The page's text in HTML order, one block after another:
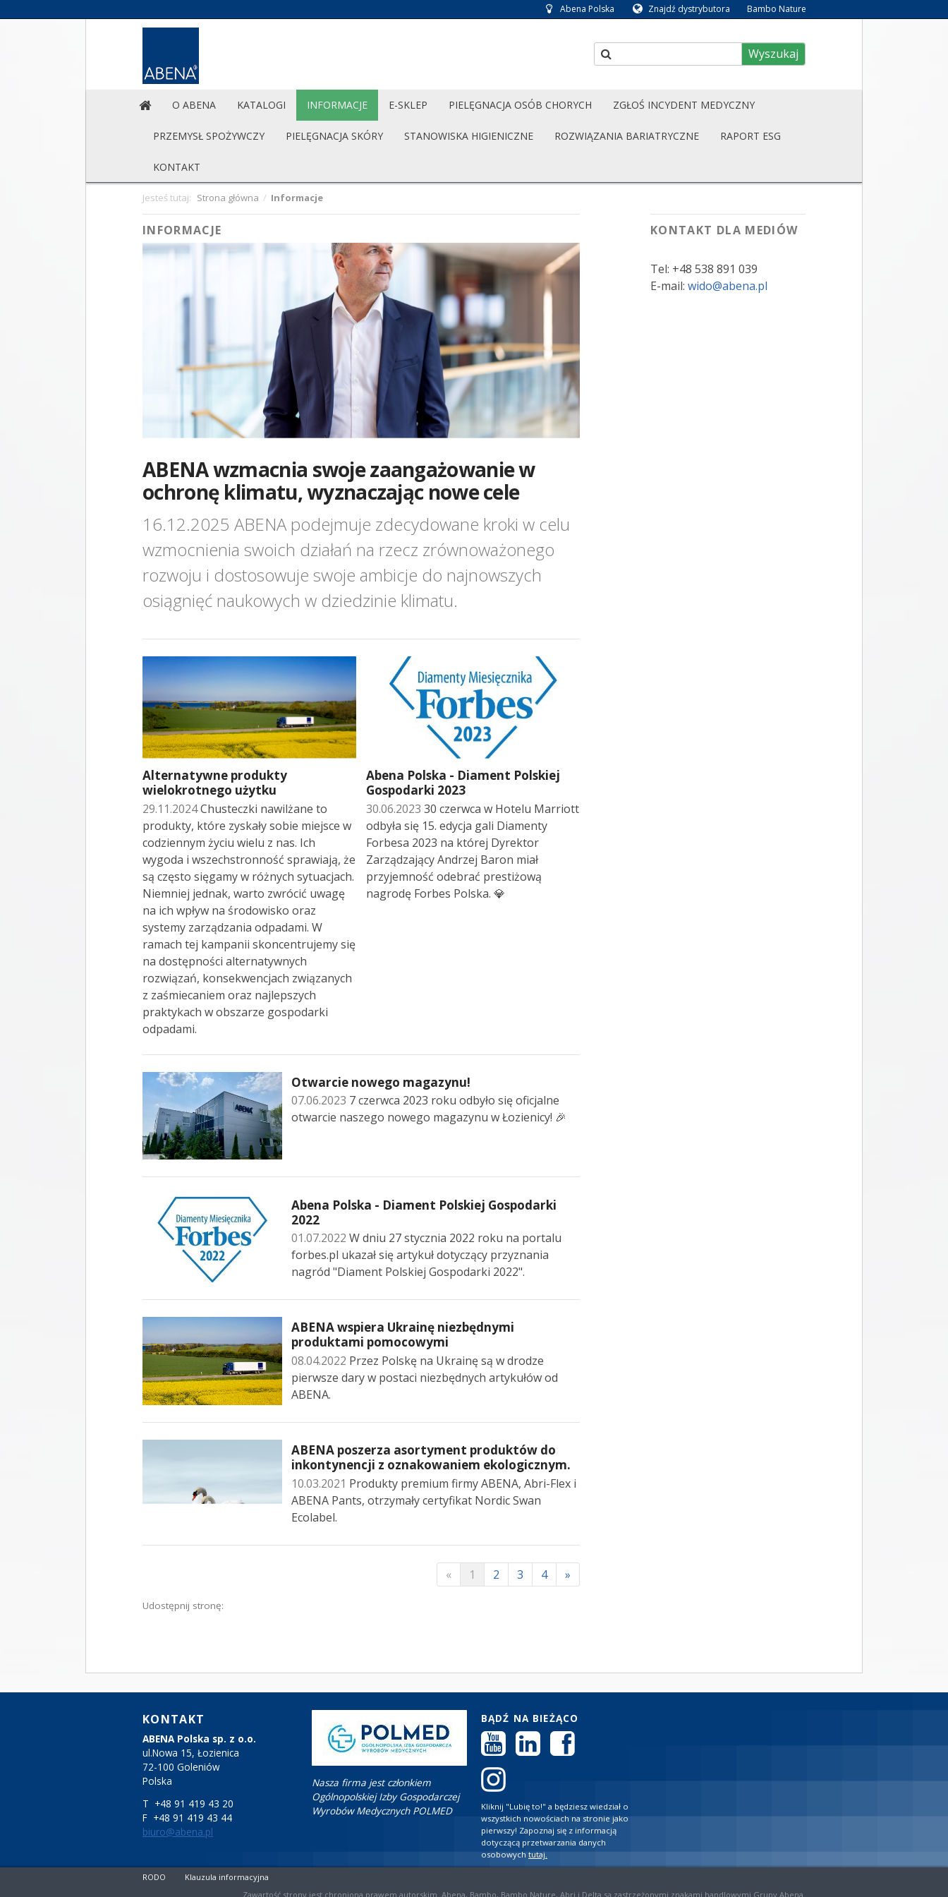
Abena Polska Znajdź dystrybutora Bambo Nature
Wyszukaj
O ABENA KATALOGI INFORMACJE E-SKLEP PIELĘGNACJA OSÓB CHORYCH ZGŁOŚ INCYDENT MEDYCZNY
PRZEMYSŁ SPOŻYWCZY PIELĘGNACJA SKÓRY STANOWISKA HIGIENICZNE ROZWIĄZANIA BARIATRYCZNE RAPORT ESG
KONTAKT
Jesteś tutaj: Strona główna / Informacje
INFORMACJE
ABENA wzmacnia swoje zaangażowanie w
ochronę klimatu, wyznaczając nowe cele
16.12.2025 ABENA podejmuje zdecydowane kroki w celu
wzmocnienia swoich działań na rzecz zrównoważonego
rozwoju i dostosowuje swoje ambicje do najnowszych
osiągnięć naukowych w dziedzinie klimatu.
Alternatywne produkty
wielokrotnego użytku
29.11.2024Chusteczki nawilżane to
produkty, które zyskały sobie miejsce w
codziennym życiu wielu z nas. Ich
wygoda i wszechstronność sprawiają, że
są często sięgamy w różnych sytuacjach.
Niemniej jednak, warto zwrócić uwagę
na ich wpływ na środowisko oraz
systemy zarządzania odpadami. W
ramach tej kampanii skoncentrujemy się
na dostępności alternatywnych
rozwiązań, konsekwencjach związanych
z zaśmiecaniem oraz najlepszych
praktykach w obszarze gospodarki
odpadami.
Abena Polska - Diament Polskiej
Gospodarki 2023
30.06.2023 30 czerwca w Hotelu Marriott
odbyła się 15. edycja gali Diamenty
Forbesa 2023 na której Dyrektor
Zarządzający Andrzej Baron miał
przyjemność odebrać prestiżową
nagrodę Forbes Polska. 💎
Otwarcie nowego magazynu!
07.06.2023 7 czerwca 2023 roku odbyło się oficjalne
otwarcie naszego nowego magazynu w Łozienicy! 🎉
Abena Polska - Diament Polskiej Gospodarki
2022
01.07.2022W dniu 27 stycznia 2022 roku na portalu
forbes.pl ukazał się artykuł dotyczący przyznania
nagród "Diament Polskiej Gospodarki 2022".
ABENA wspiera Ukrainę niezbędnymi
produktami pomocowymi
08.04.2022 Przez Polskę na Ukrainę są w drodze
pierwsze dary w postaci niezbędnych artykułów od
ABENA.
ABENA poszerza asortyment produktów do
inkontynencji z oznakowaniem ekologicznym.
10.03.2021 Produkty premium firmy ABENA, Abri-Flex i
ABENA Pants, otrzymały certyfikat Nordic Swan
Ecolabel.
« 1 2 3 4 »
Udostępnij stronę:
KONTAKT DLA MEDIÓW
Tel: +48 538 891 039
E-mail: wido@abena.pl
KONTAKT
ABENA Polska sp. z o.o.
ul.Nowa 15, Łozienica
72-100 Goleniów
Polska
T +48 91 419 43 20
F +48 91 419 43 44
biuro@abena.pl
Nasza firma jest członkiem
Ogólnopolskiej Izby Gospodarczej
Wyrobów Medycznych POLMED
BĄDŹ NA BIEŻĄCO
Kliknij "Lubię to!" a będziesz wiedział o
wszystkich nowościach na stronie jako
pierwszy! Zapoznaj się z informacją
dotyczącą przetwarzania danych
osobowych tutaj.
RODO
Klauzula informacyjna
Zawartość strony jest chroniona prawem autorskim. Abena, Bambo, Bambo Nature, Abri i Delta są zastrzeżonymi znakami handlowymi Grupy Abena.